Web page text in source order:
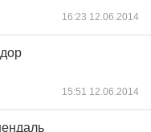
16:23 12.06.2014
15:51 12.06.2014